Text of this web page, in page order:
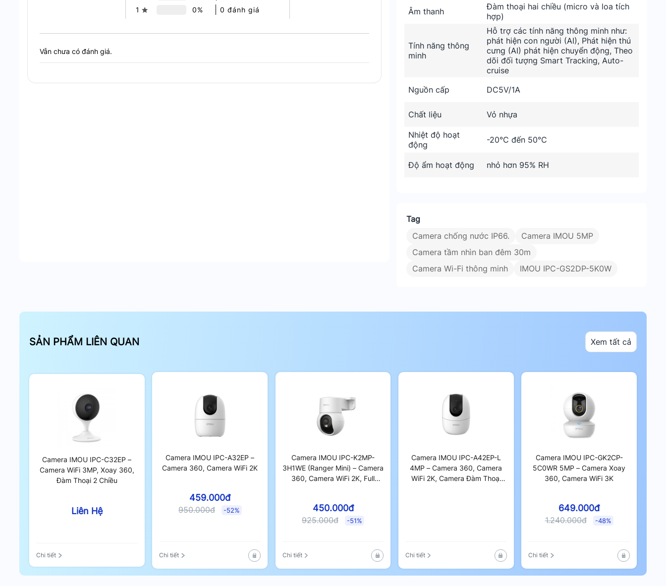
Tính năng nổi bật
Độ phân giải 5MP với hình ảnh chi tiết, sắc nét.
Tầm nhìn ban đêm hồng ngoại lên đến 10m.
Kết nối linh hoạt qua Wi-Fi 2.4GHz
1
0% 0 đánh giá
Vẫn chưa có đánh giá.
Âm thanh
Đàm thoại hai chiều (micro và loa tích
hợp)
Tính năng thông
minh
Hỗ trợ các tính năng thông minh như:
phát hiện con người (AI), Phát hiện thú
cưng (AI) phát hiện chuyển động, Theo
dõi đối tượng Smart Tracking, Auto-
cruise
Nguồn cấp
DC5V/1A
Chất liệu Vỏ nhựa
Nhiệt độ hoạt
động
-20°C đến 50°C
Độ ẩm hoạt động nhỏ hơn 95% RH
Tag
Camera chống nước IP66.
Camera IMOU 5MP
Camera tầm nhìn ban đêm 30m
Camera Wi-Fi thông minh
IMOU IPC-GS2DP-5K0W
SẢN PHẨM LIÊN QUAN Xem tất cả
Camera IMOU IPC-C32EP –
Camera WiFi 3MP, Xoay 360,
Đàm Thoại 2 Chiều
Liên Hệ
Chi tiết
Camera IMOU IPC-A32EP –
Camera 360, Camera WiFi 2K
459.000đ
950.000đ -52%
Chi tiết
Camera IMOU IPC-K2MP-
3H1WE (Ranger Mini) – Camera
360, Camera WiFi 2K, Full
450.000đ
925.000đ -51%
Chi tiết
Camera IMOU IPC-A42EP-L
4MP – Camera 360, Camera
WiFi 2K, Camera Đàm Thoại
Chi tiết
Camera IMOU IPC-GK2CP-
5C0WR 5MP – Camera Xoay
360, Camera WiFi 3K
649.000đ
1.240.000đ -48%
Chi tiết